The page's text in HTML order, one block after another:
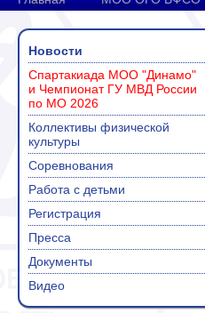
Новости
Спартакиада МОО "Динамо"
и Чемпионат ГУ МВД России
по МО 2026
Коллективы физической
культуры
Соревнования
Работа с детьми
Регистрация
Пресса
Документы
Видео